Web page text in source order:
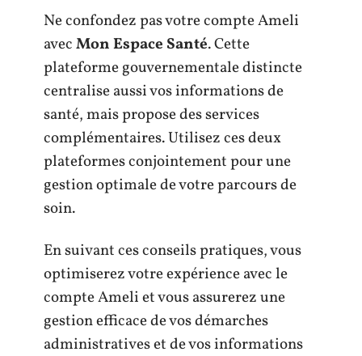
Ne confondez pas votre compte Ameli
avecMon Espace Santé. Cette
plateforme gouvernementale distincte
centralise aussi vos informations de
santé, mais propose des services
complémentaires. Utilisez ces deux
plateformes conjointement pour une
gestion optimale de votre parcours de
soin.
En suivant ces conseils pratiques, vous
optimiserez votre expérience avec le
compte Ameli et vous assurerez une
gestion efficace de vos démarches
administratives et de vos informations